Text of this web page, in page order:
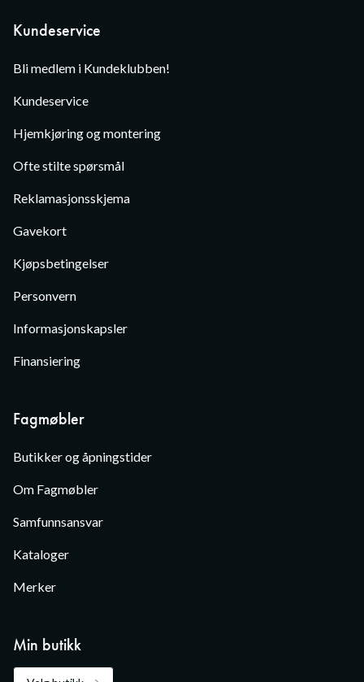
Kundeservice
Bli medlem i Kundeklubben!
Kundeservice
Hjemkjøring og montering
Ofte stilte spørsmål
Reklamasjonsskjema
Gavekort
Kjøpsbetingelser
Personvern
Informasjonskapsler
Finansiering
Fagmøbler
Butikker og åpningstider
Om Fagmøbler
Samfunnsansvar
Kataloger
Merker
Min butikk